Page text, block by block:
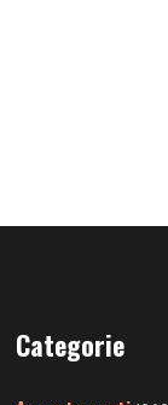
Categorie